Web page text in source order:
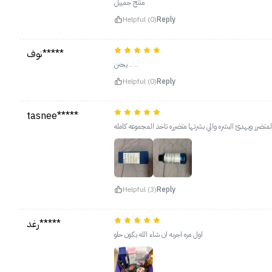
منتج جمييل
Helpful (0)Reply
نوف*****
يجنن .. ..
Helpful (0)Reply
tasnee*****
ويهدئ البشره والي بشرتها متضرره تاخذ المجموعه كامله
Helpful (3)Reply
رغد*****
اول مره اجربه ان شاء الله يكون حلو